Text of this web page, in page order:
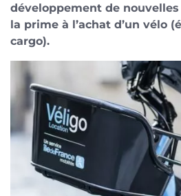
développement de
la prime à l’achat d’un vélo
cargo).